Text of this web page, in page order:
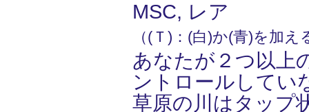
MSC, レア
（(Ｔ)：(白)か(青)を加え
あなたが２つ以上
ントロールしてい
草原の川はタップ